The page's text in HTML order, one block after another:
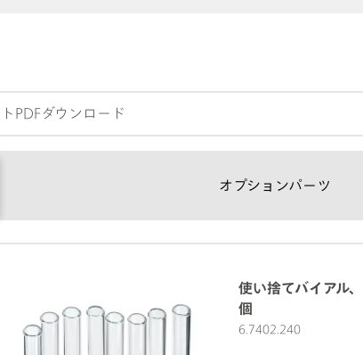
PDFダウンロード
オプションパーツ
使い捨てバイアル
個
6.7402.240